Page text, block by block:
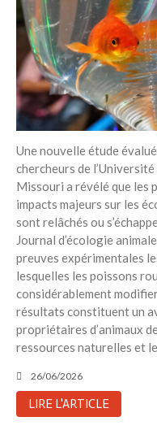
Une nouvelle étude
chercheurs de
Missouri a révélé que les
impacts majeurs sur les
sont relâchés ou
Journal d’écologie
preuves expérimentales
lesquelles les poissons
considérablement
résultats constituent un
propriétaires d’animaux
ressources naturelles et
26/06/2026
LIRE L'ARTICLE